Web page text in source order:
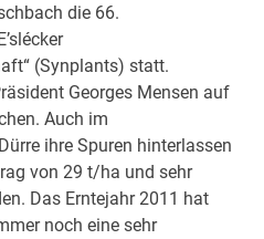
die 66.
(Synplants) statt.
Georges Mensen auf
Auch im
ihre Spuren hinterlassen
von 29 t/ha und sehr
Das Erntejahr 2011 hat
noch eine sehr